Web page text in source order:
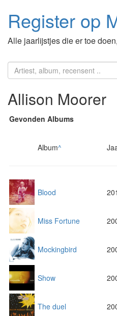
Register op
Alle jaarlijstjes die er toe
Allison Moorer
Gevonden Albums
Album^
Blood
Miss Fortune
Mockingbird
Show
The duel